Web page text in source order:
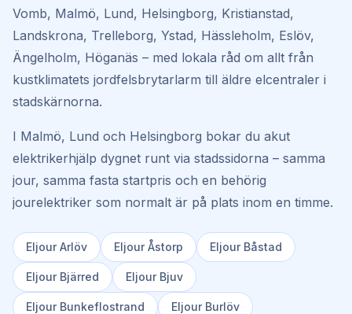
Vomb, Malmö, Lund, Helsingborg, Kristianstad,
Landskrona, Trelleborg, Ystad, Hässleholm, Eslöv,
Ängelholm, Höganäs – med lokala råd om allt från
kustklimatets jordfelsbrytarlarm till äldre elcentraler i
stadskärnorna.
I Malmö, Lund och Helsingborg bokar du akut
elektrikerhjälp dygnet runt via stadssidorna – samma
jour, samma fasta startpris och en behörig
jourelektriker som normalt är på plats inom en timme.
EljourArlöv EljourÅstorp Eljour Båstad
Eljour Bjärred Eljour Bjuv
Eljour Bunkeflostrand Eljour Burlöv